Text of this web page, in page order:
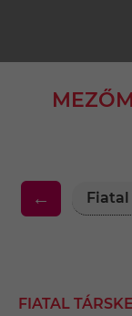
← Fiatal
FIATAL